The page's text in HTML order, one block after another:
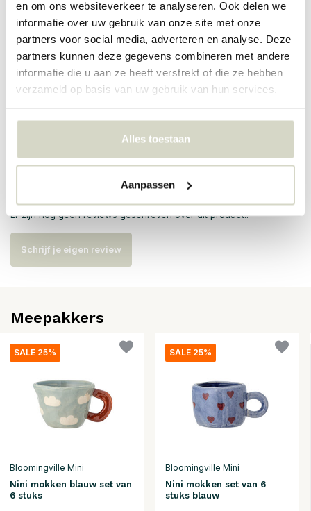
en om ons websiteverkeer te analyseren. Ook delen we
informatie over uw gebruik van onze site met onze
partners voor social media, adverteren en analyse. Deze
partners kunnen deze gegevens combineren met andere
informatie die u aan ze heeft verstrekt of die ze hebben
verzameld op basis van uw gebruik van hun services.
Alles toestaan
Aanpassen
PRODUCTSPECIFICATIES
Artikelnummer 82061695
SKU 82061695
Er zijn nog geen reviews geschreven over dit product..
Schrijf je eigen review
Meepakkers
SALE 25%
Bloomingville Mini
Nini mokken blauw set van
6 stuks
SALE 25%
Bloomingville Mini
Nini mokken set van 6
stuks blauw